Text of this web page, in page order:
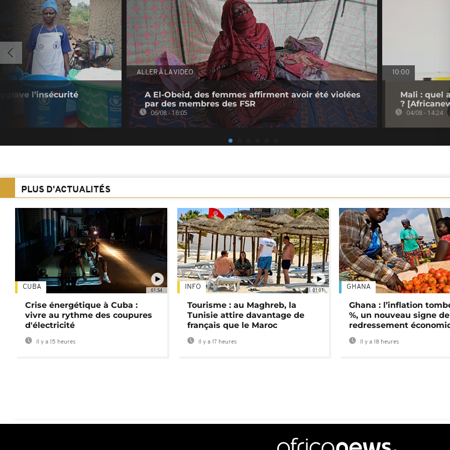
l’insécurité
ALLER À LA VIDEO
A El-Obeid, des femmes affirment avoir été violées
par des membres des FSR
06/08 - 16:05
10:00
Mali : quel
?
04/08 - 14:24
PLUS D'ACTUALITÉS
01:54
CUBA
Crise énergétique à Cuba :
vivre au rythme des coupures
d'électricité
Il y a 15 heures
01:01
INFO
Tourisme : au Maghreb, la
Tunisie attire davantage de
français que le Maroc
Il y a 17 heures
GHANA
Ghana : l’inflation
%, un nouveau signe de
redressement
Il y a 18 heures